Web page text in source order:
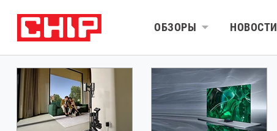
ОБЗОРЫ НОВОСТИ